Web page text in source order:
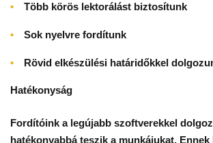
Több körös lektorálást biztosítunk
Sok nyelvre fordítunk
Rövid elkészülési határidőkkel
Hatékonyság
Fordítóink a legújabb szoftverekkel
hatékonyabbá teszik a munkájukat.